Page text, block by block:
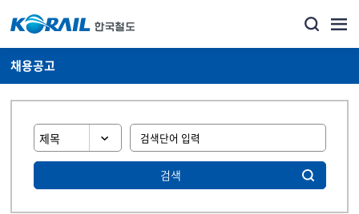
채용공고
검색